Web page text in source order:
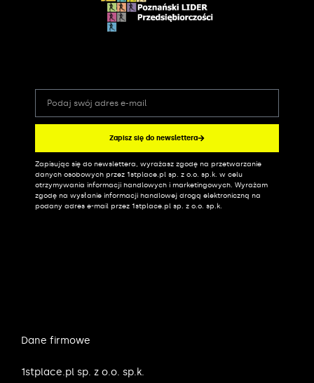
Zapisz się do newslettera
Alternative:
Zapisując się do newslettera, wyrażasz zgodę na przetwarzanie
danych osobowych przez 1stplace.pl sp. z o.o. sp.k. w celu
otrzymywania informacji handlowych i marketingowych. Wyrażam
zgodę na wysłanie informacji handlowej drogą elektroniczną na
podany adres e-mail przez 1stplace.pl sp. z o.o. sp.k.
Dane firmowe
1stplace.pl sp. z o.o. sp.k.